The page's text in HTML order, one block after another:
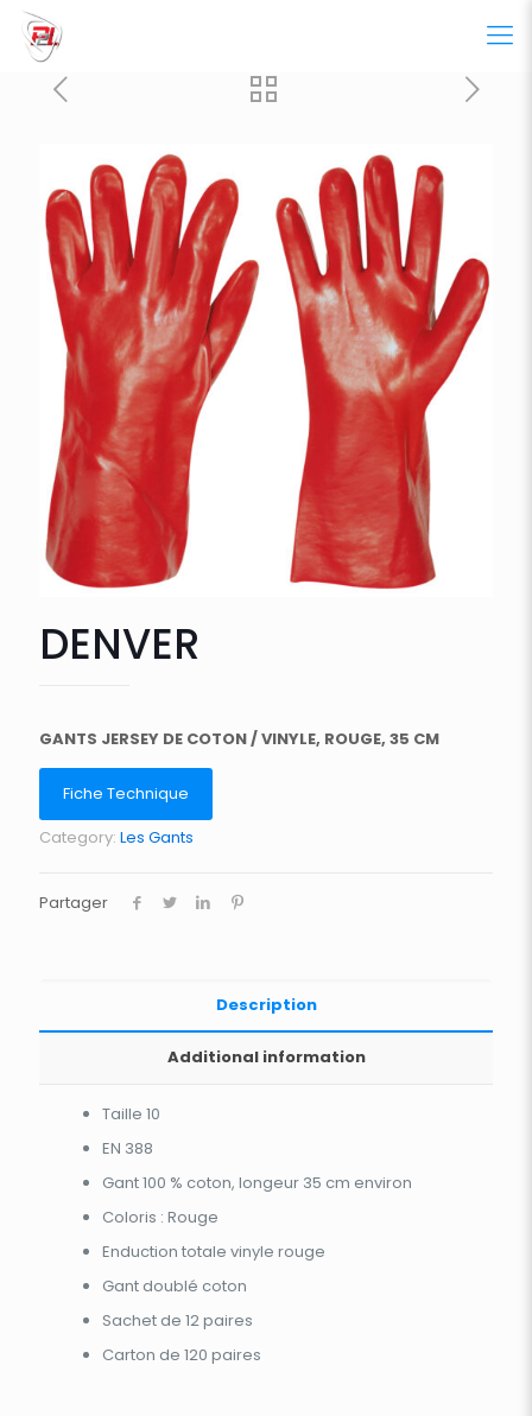
DENVER
GANTS JERSEY DE COTON / VINYLE, ROUGE, 35 CM
Fiche Technique
Category: Les Gants
Partager
Description
Additional information
Taille 10
EN 388
Gant 100 % coton, longeur 35 cm environ
Coloris : Rouge
Enduction totale vinyle rouge
Gant doublé coton
Sachet de 12 paires
Carton de 120 paires